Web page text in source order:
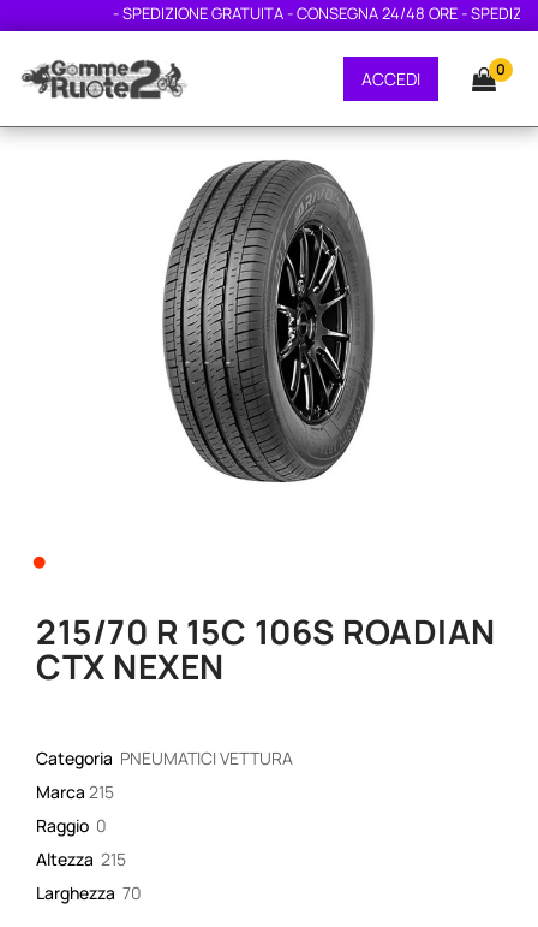
- SPEDIZIONE GRATUITA - CONSEGNA 24/48 ORE -
ACCEDI 0
•
215/70 R 15C 106S ROADIAN
CTX NEXEN
Categoria PNEUMATICI VETTURA
Marca 215
Raggio 0
Altezza 215
Larghezza 70